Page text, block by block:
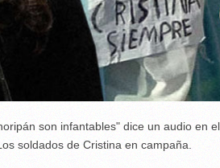
son infantables" dice un audio en
soldados de Cristina en campaña.